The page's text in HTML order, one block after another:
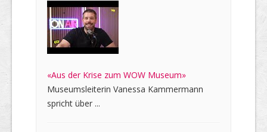
«Aus der Krise zum WOW Museum»
Museumsleiterin Vanessa Kammermann
spricht über ...